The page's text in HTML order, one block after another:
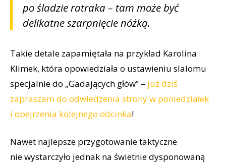
po śladzie ratraka – tam może być
delikatne szarpnięcie nóżką.
Takie detale zapamiętała na przykład Karolina
Klimek, która opowiedziała o ustawieniu slalomu
specjalnie do „Gadających głów” – już dziś
zapraszam do odwiedzenia strony w poniedziałek
i obejrzenia kolejnego odcinka!
Nawet najlepsze przygotowanie taktyczne
nie wystarczyło jednak na świetnie dysponowaną